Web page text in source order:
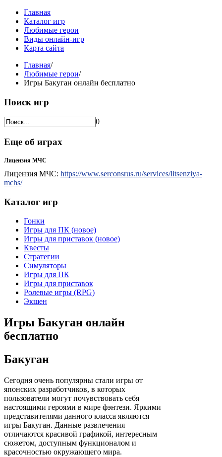
Главная
Каталог игр
Любимые герои
Виды онлайн-игр
Карта сайта
Главная/
Любимые герои/
Игры Бакуган онлайн бесплатно
Поиск игр
0
Еще об играх
Лицензия МЧС
Лицензия МЧС: https://www.serconsrus.ru/services/litsenziya-
mchs/
Каталог игр
Гонки
Игры для ПК (новое)
Игры для приставок (новое)
Квесты
Стратегии
Симуляторы
Игры для ПК
Игры для приставок
Ролевые игры (RPG)
Экшен
Игры Бакуган онлайн
бесплатно
Бакуган
Сегодня очень популярны стали игры от
японских разработчиков, в которых
пользователи могут почувствовать себя
настоящими героями в мире фэнтези. Яркими
представителями данного класса являются
игры Бакуган. Данные развлечения
отличаются красивой графикой, интересным
сюжетом, доступным функционалом и
красочностью окружающего мира.